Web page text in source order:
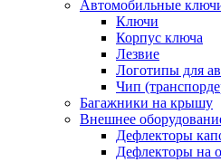
Автомобильные
Ключи
Корпус ключа
Лезвие
Логотипы для
Чип
Багажники на крышу
Внешнее
Дефлекторы
Дефлекторы на